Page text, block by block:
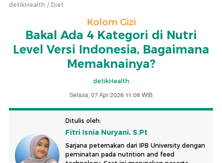
detikHealth Diet
Kolom Gizi
Bakal Ada 4 Kategori di Nutri
Level Versi Indonesia, Bagaimana
Memaknainya?
detikHealth
Selasa, 07 Apr 2026 11:08 WIB
Ditulis oleh:
Fitri Isnia Nuryani, S.Pt
Sarjana peternakan dari IPB University dengan
peminatan pada nutrition and feed